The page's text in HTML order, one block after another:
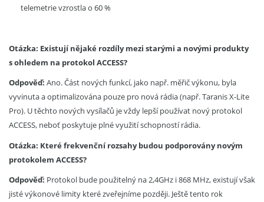
telemetrie vzrostla o 60 %
Otázka: Existují nějaké rozdíly mezi starými a novými produkty
s ohledem na protokol ACCESS?
Odpověď: Ano. Část nových funkcí, jako např. měřič výkonu, byla
vyvinuta a optimalizována pouze pro nová rádia (např. Taranis X-Lite
Pro). U těchto nových vysílačů je vždy lepší používat nový protokol
ACCESS, neboť poskytuje plné využití schopností rádia.
Otázka: Které frekvenční rozsahy budou podporovány novým
protokolem ACCESS?
Odpověď: Protokol bude použitelný na 2,4GHz i 868 MHz, existují však
jisté výkonové limity které zveřejníme později. Ještě tento rok